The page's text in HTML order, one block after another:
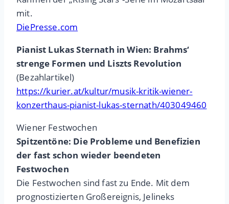
mit.
DiePresse.com
Pianist Lukas Sternath in Wien: Brahms‘
strenge Formen und Liszts Revolution
(Bezahlartikel)
https://kurier.at/kultur/musik-kritik-wiener-
konzerthaus-pianist-lukas-sternath/403049460
Wiener Festwochen
Spitzentöne: Die Probleme und Benefizien
der fast schon wieder beendeten
Festwochen
Die Festwochen sind fast zu Ende. Mit dem
prognostizierten Großereignis, Jelineks